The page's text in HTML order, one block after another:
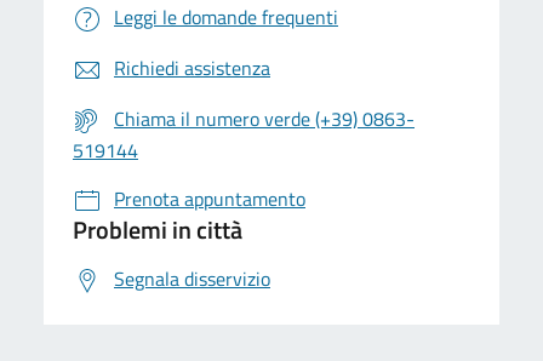
Leggi le domande frequenti
Richiedi assistenza
Chiama il numero verde (+39) 0863-
519144
Prenota appuntamento
Problemi in città
Segnala disservizio